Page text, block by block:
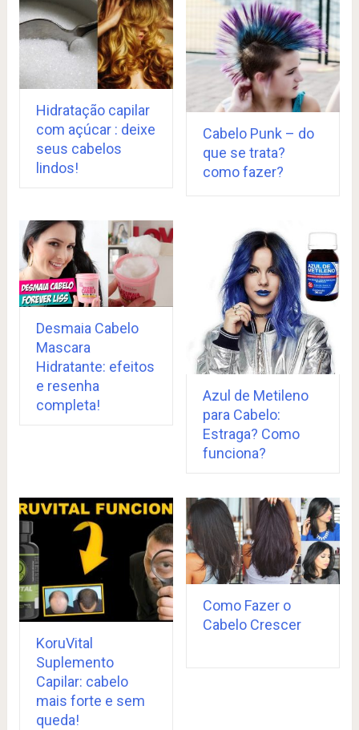
Hidratação capilar
com açúcar : deixe
seus cabelos
lindos!
Cabelo Punk – do
que se trata?
como fazer?
Desmaia Cabelo
Mascara
Hidratante: efeitos
e resenha
completa!
Azul de Metileno
para Cabelo:
Estraga? Como
funciona?
KoruVital
Suplemento
Capilar: cabelo
mais forte e sem
queda!
Como Fazer o
Cabelo Crescer